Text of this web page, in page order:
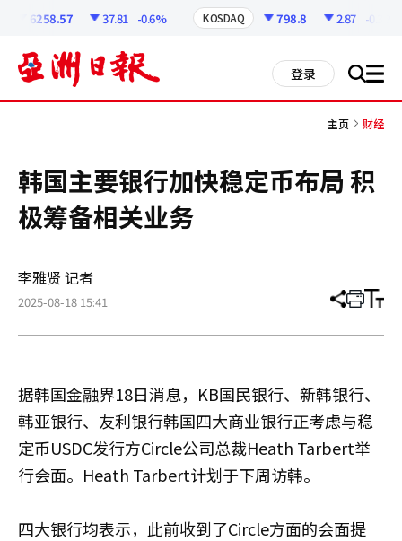
6258.57 37.81 -0.6% KOSDAQ 798.8 2.87 -0.36%
登录 搜 all
主页 财经
韩国主要银行加快稳定币布局 积
极筹备相关业务
李雅贤 记者
2025-08-18 15:41 分
章
打 调
小
据韩国金融界18日消息，KB国民银行、新韩银行、
韩亚银行、友利银行韩国四大商业银行正考虑与稳
定币USDC发行方Circle公司总裁Heath Tarbert举
行会面。Heath Tarbert计划于下周访韩。
四大银行均表示，此前收到了Circle方面的会面提